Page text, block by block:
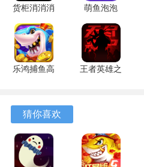
性，促使根据当前获得的技能调
游戏优势
1、战斗机制强调策略性，面对
2、资源获取途径明确，反复挑
用于升级的基因，还有机会再次
3、后期关卡解锁的自动探索功
补给，合理安排探索顺序可以最
货柜消消消
1.0.2 安卓
版
萌鱼泡泡
3.4.1.6 安
卓版
乐鸿捕鱼高
王者英雄之
猜你喜欢